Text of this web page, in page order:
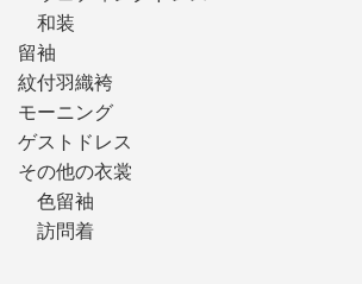
和装
留袖
紋付羽織袴
モーニング
ゲストドレス
その他の衣裳
色留袖
訪問着